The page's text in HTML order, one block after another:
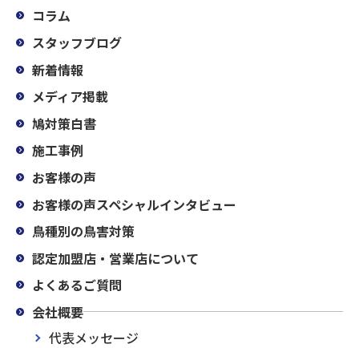
コラム
スタッフブログ
新着情報
メディア掲載
鳩対策白書
施工事例
お客様の声
お客様の声スペシャルインタビュー
鳥種別の鳥害対策
認定加盟店・営業店について
よくあるご質問
会社概要
代表メッセージ